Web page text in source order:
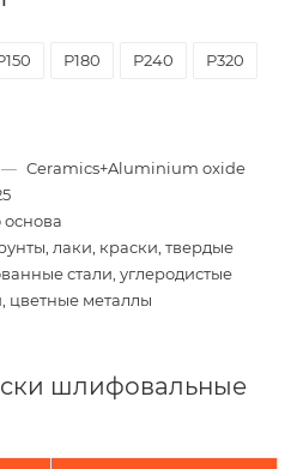
Р180 Р240 Р320
— Ceramics+Aluminium oxide
лаки, краски, твердые
стали, углеродистые
цветные металлы
шлифовальные